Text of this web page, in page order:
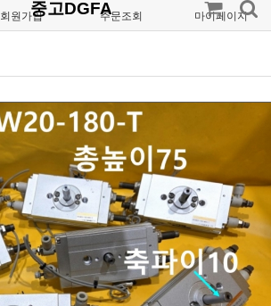
회원가입 주문조회 마이페이지
중고DGFA